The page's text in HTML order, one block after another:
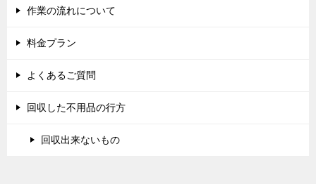
作業の流れについて
料金プラン
よくあるご質問
回収した不用品の行方
回収出来ないもの